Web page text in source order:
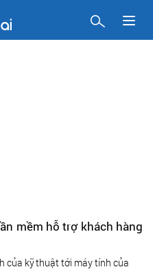
mềm hỗ trợ khách hàng
của kỹ thuật tới máy tính của